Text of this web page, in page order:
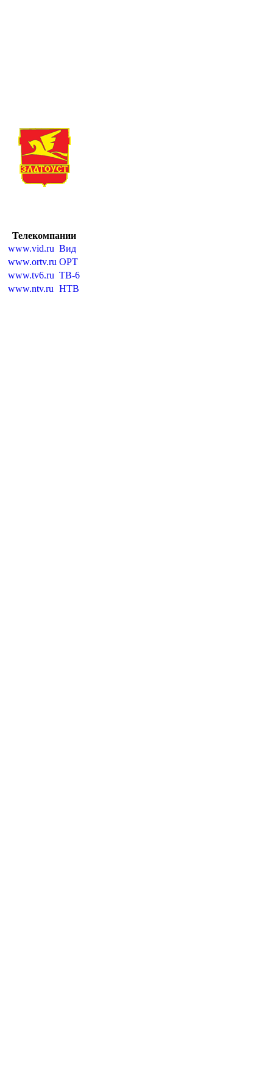
Телекомпании
www.vid.ru Вид
www.ortv.ru ОРТ
www.tv6.ru ТВ-6
www.ntv.ru НТВ